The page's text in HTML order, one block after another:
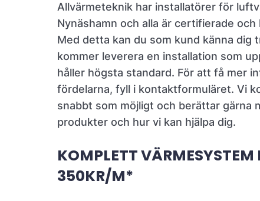
Allvärmeteknik har installatörer för
Nynäshamn och alla är certifierade
Med detta kan du som kund känna dig
kommer leverera en installation som
håller högsta standard. För att få mer
fördelarna, fyll i kontaktformuläret. Vi
snabbt som möjligt och berättar gärna
produkter och hur vi kan hjälpa dig.
KOMPLETT VÄRMESYSTEM
350KR/M*